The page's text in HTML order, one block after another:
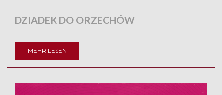
DZIADEK DO ORZECHÓW
MEHR LESEN